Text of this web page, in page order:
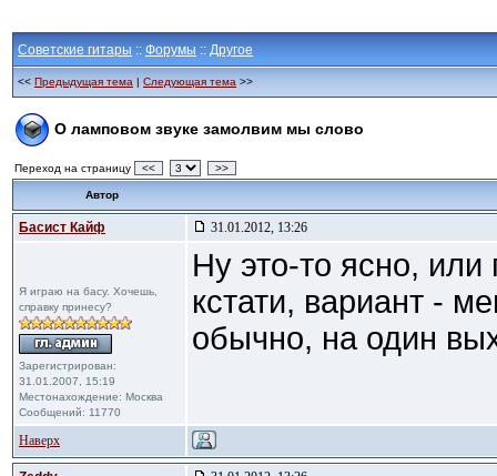
Советские гитары :: Форумы :: Другое
<< Предыдущая тема | Следующая тема >>
О ламповом звуке замолвим мы слово
Переход на страницу << >>
Автор
Басист Кайф 31.01.2012, 13:26
Я играю на басу. Хочешь,
справку принесу?
Зарегистрирован:
31.01.2007, 15:19
Местонахождение: Москва
Сообщений: 11770
Ну это-то ясно, или
кстати, вариант -
обычно, на один
Наверх